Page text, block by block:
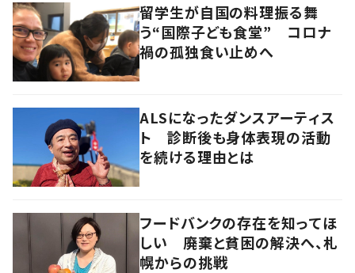
留学生が自国の料理振る舞
う“国際子ども食堂” コロナ
禍の孤独食い止めへ
ALSになったダンスアーティス
ト 診断後も身体表現の活動
を続ける理由とは
フードバンクの存在を知ってほ
しい 廃棄と貧困の解決へ、札
幌からの挑戦